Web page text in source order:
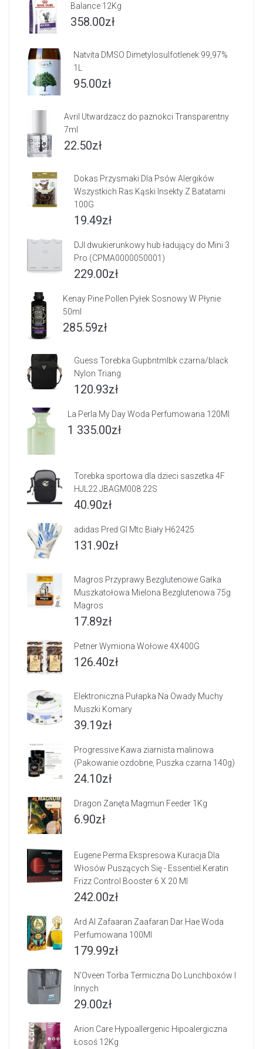
Balance 12Kg
358.00zł
Natvita DMSO Dimetylosulfotlenek 99,97%
1L
95.00zł
Avril Utwardzacz do paznokci Transparentny
7ml
22.50zł
Dokas Przysmaki Dla Psów Alergików
Wszystkich Ras Kąski Insekty Z Batatami
100G
19.49zł
DJI dwukierunkowy hub ładujący do Mini 3
Pro (CPMA0000050001)
229.00zł
Kenay Pine Pollen Pyłek Sosnowy W Płynie
50ml
285.59zł
Guess Torebka Gupbntmlbk czarna/black
Nylon Triang
120.93zł
La Perla My Day Woda Perfumowana 120Ml
1 335.00zł
Torebka sportowa dla dzieci saszetka 4F
HJL22 JBAGM008 22S
40.90zł
adidas Pred Gl Mtc Biały H62425
131.90zł
Magros Przyprawy Bezglutenowe Gałka
Muszkatołowa Mielona Bezglutenowa 75g
Magros
17.89zł
Petner Wymiona Wołowe 4X400G
126.40zł
Elektroniczna Pułapka Na Owady Muchy
Muszki Komary
39.19zł
Progressive Kawa ziarnista malinowa
(Pakowanie ozdobne, Puszka czarna 140g)
24.10zł
Dragon Zanęta Magmun Feeder 1Kg
6.90zł
Eugene Perma Ekspresowa Kuracja Dla
Włosów Puszących Się - Essentiel Keratin
Frizz Control Booster 6 X 20 Ml
242.00zł
Ard Al Zafaaran Zaafaran Dar Hae Woda
Perfumowana 100Ml
179.99zł
N'Oveen Torba Termiczna Do Lunchboxów I
Innych
29.00zł
Arion Care Hypoallergenic Hipoalergiczna
Łosoś 12Kg